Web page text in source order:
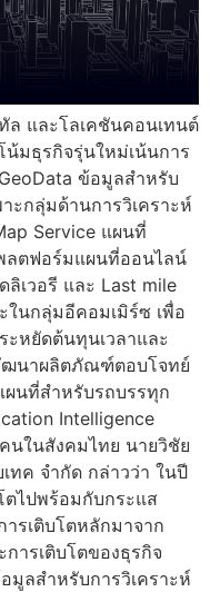
ล และโลเคชันคอนเทนต์
น้มธุรกิจรุ่นใหม่เน้นการ
ข้อมูลสำหรับ
าะกลุ่มด้านการวิเคราะห์
Service แผนที่
ลตฟอร์มแผนที่ออนไลน์
เวอรี และ Last mile
ในกลุ่มอีคอมเมิร์ซ เพื่อ
หยัดต้นทุนเวลาและ
ฒนาผลิตภัณฑ์ตอบโจทย์
นที่สำหรับรถบรรทุก
Intelligence
ในสังคมไทย นายวิชัย
ทค จำกัด กล่าวว่า ในปี
ตไปพร้อมกับกระแส
รเติบโตหลักมาจาก
ารเติบโตของธุรกิจ
มูลสำหรับการวิเคราะห์